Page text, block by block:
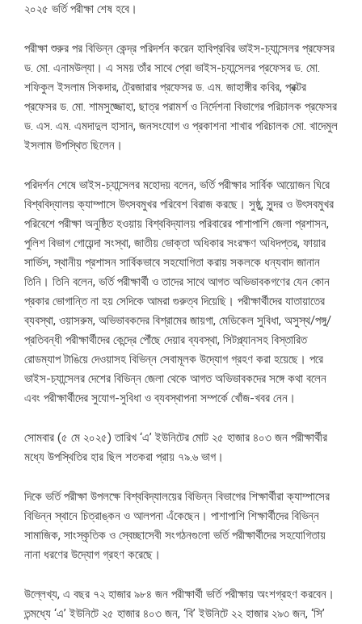
২০২৫ ভর্তি পরীক্ষা শেষ হবে।
পরীক্ষা শুরুর পর বিভিন্ন কেন্দ্র পরিদর্শন করেন হাবিপ্রবির ভাইস-চ্যান্সেলর প্রফেসর
ড. মো. এনামউল্যা। এ সময় তাঁর সাথে প্রো ভাইস-চ্যান্সেলর প্রফেসর ড. মো.
শফিকুল ইসলাম সিকদার, ট্রেজারার প্রফেসর ড. এম. জাহাঙ্গীর কবির, প্রক্টর
প্রফেসর ড. মো. শামসুজ্জোহা, ছাত্র পরামর্শ ও নির্দেশনা বিভাগের পরিচালক প্রফেসর
ড. এস. এম. এমদাদুল হাসান, জনসংযোগ ও প্রকাশনা শাখার পরিচালক মো. খাদেমুল
ইসলাম উপস্থিত ছিলেন।
পরিদর্শন শেষে ভাইস-চ্যান্সেলর মহোদয় বলেন, ভর্তি পরীক্ষার সার্বিক আয়োজন ঘিরে
বিশ্ববিদ্যালয় ক্যাম্পাসে উৎসবমুখর পরিবেশ বিরাজ করছে। সুষ্ঠু, সুন্দর ও উৎসবমুখর
পরিবেশে পরীক্ষা অনুষ্ঠিত হওয়ায় বিশ্ববিদ্যালয় পরিবারের পাশাপাশি জেলা প্রশাসন,
পুলিশ বিভাগ গোয়েন্দা সংস্থা, জাতীয় ভোক্তা অধিকার সংরক্ষণ অধিদপ্তর, ফায়ার
সার্ভিস, স্থানীয় প্রশাসন সার্বিকভাবে সহযোগিতা করায় সকলকে ধন্যবাদ জানান
তিনি। তিনি বলেন, ভর্তি পরীক্ষার্থী ও তাদের সাথে আগত অভিভাবকগণের যেন কোন
প্রকার ভোগান্তি না হয় সেদিকে আমরা গুরুত্ব দিয়েছি। পরীক্ষার্থীদের যাতায়াতের
ব্যবস্থা, ওয়াসরুম, অভিভাবকদের বিশ্রামের জায়গা, মেডিকেল সুবিধা, অসুস্থ/পঙ্গু/
প্রতিবন্ধী পরীক্ষার্থীদের কেন্দ্রে পৌঁছে দেয়ার ব্যবস্থা, সিটপ্ল্যানসহ বিস্তারিত
রোডম্যাপ টাঙিয়ে দেওয়াসহ বিভিন্ন সেবামূলক উদ্যোগ গ্রহণ করা হয়েছে। পরে
ভাইস-চ্যান্সেলর দেশের বিভিন্ন জেলা থেকে আগত অভিভাবকদের সঙ্গে কথা বলেন
এবং পরীক্ষার্থীদের সুযোগ-সুবিধা ও ব্যবস্থাপনা সম্পর্কে খোঁজ-খবর নেন।
সোমবার (৫ মে ২০২৫) তারিখ ‘এ’ ইউনিটের মোট ২৫ হাজার ৪০৩ জন পরীক্ষার্থীর
মধ্যে উপস্থিতির হার ছিল শতকরা প্রায় ৭৯.৬ ভাগ।
দিকে ভর্তি পরীক্ষা উপলক্ষে বিশ্ববিদ্যালয়ের বিভিন্ন বিভাগের শিক্ষার্থীরা ক্যাম্পাসের
বিভিন্ন স্থানে চিত্রাঙ্কন ও আলপনা এঁকেছেন। পাশাপাশি শিক্ষার্থীদের বিভিন্ন
সামাজিক, সাংস্কৃতিক ও স্বেচ্ছাসেবী সংগঠনগুলো ভর্তি পরীক্ষার্থীদের সহযোগিতায়
নানা ধরণের উদ্যোগ গ্রহণ করেছে।
উল্লেখ্য, এ বছর ৭২ হাজার ৯৮৪ জন পরীক্ষার্থী ভর্তি পরীক্ষায় অংশগ্রহণ করবেন।
তন্মধ্যে ‘এ’ ইউনিটে ২৫ হাজার ৪০৩ জন, ‘বি’ ইউনিটে ২২ হাজার ২৯৩ জন, ‘সি’